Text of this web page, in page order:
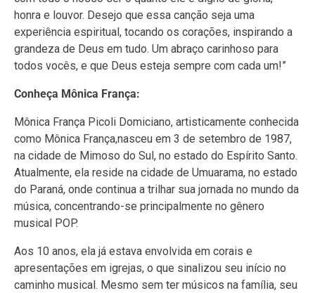
honra e louvor. Desejo que essa canção seja uma
experiência espiritual, tocando os corações, inspirando a
grandeza de Deus em tudo. Um abraço carinhoso para
todos vocês, e que Deus esteja sempre com cada um!”
Conheça Mônica França:
Mônica França Picoli Domiciano, artisticamente conhecida
como Mônica França,nasceu em 3 de setembro de 1987,
na cidade de Mimoso do Sul, no estado do Espírito Santo.
Atualmente, ela reside na cidade de Umuarama, no estado
do Paraná, onde continua a trilhar sua jornada no mundo da
música, concentrando-se principalmente no gênero
musical POP.
Aos 10 anos, ela já estava envolvida em corais e
apresentações em igrejas, o que sinalizou seu início no
caminho musical. Mesmo sem ter músicos na família, seu